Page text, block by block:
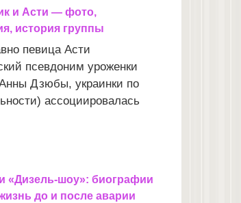
и Асти — фото,
история группы
певица Асти
псевдоним уроженки
Дзюбы, украинки по
ассоциировалась
«Дизель-шоу»: биографии
до и после аварии